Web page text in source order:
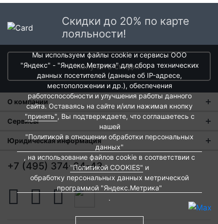
Скидки до 20% по карте
лояльности!
получить скидки
О компании
О нас
Магазины
Новости
Контакты
Вакансии
Сервисы
Оплата и тарифы доставки
Обмен и возврат
Евродом-бонус
Подарочные сертификаты
Архитекторам и дизайнерам
Юридическая информация
Пользовательское соглашение
Политика обработки персональных данных
Политика cookies
+7 (495) 374-64-43
Мы используем файлы cookie и сервисы ООО
"Яндекс" - "Яндекс.Метрика" для сбора технических
данных посетителей (данные об IP-адресе,
местоположении и др.), обеспечения
работоспособности и улучшения работы данного
сайта. Оставаясь на сайте и/или нажимая кнопку
"принять", Вы подтверждаете, что соглашаетесь с
нашей
"Политикой в отношении обработки персональных
данных"
, на использование файлов cookie в соответствии с
"Политикой COOKIES" и
обработку персональных данных метрической
программой "Яндекс.Метрика"
.